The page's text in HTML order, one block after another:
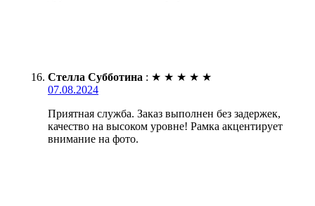
Стелла Субботина : ★ ★ ★ ★ ★
07.08.2024
Приятная служба. Заказ выполнен без задержек,
качество на высоком уровне! Рамка акцентирует
внимание на фото.